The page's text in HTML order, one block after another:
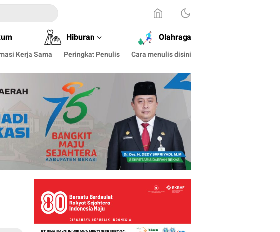
Hiburan Olahraga
Kerja Sama Peringkat Penulis Cara menulis disini